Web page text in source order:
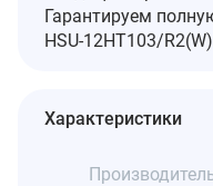
Гарантируем
HSU-12HT103/
Характеристики